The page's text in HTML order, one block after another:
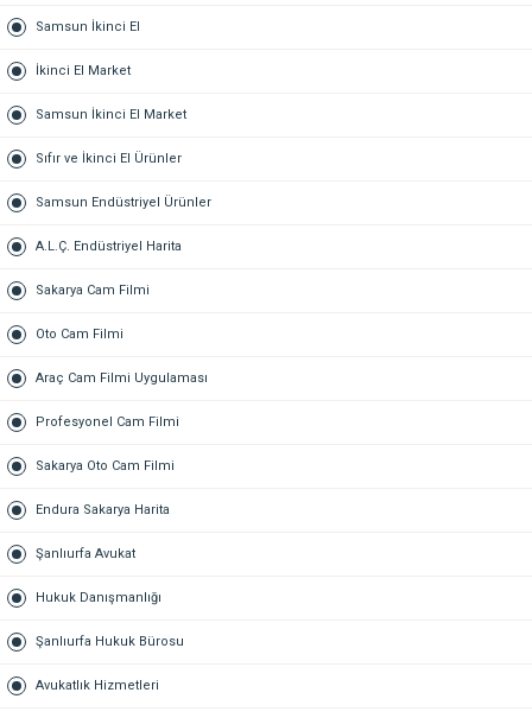
Samsun İkinci El
İkinci El Market
Samsun İkinci El Market
Sıfır ve İkinci El Ürünler
Samsun Endüstriyel Ürünler
A.L.Ç. Endüstriyel Harita
Sakarya Cam Filmi
Oto Cam Filmi
Araç Cam Filmi Uygulaması
Profesyonel Cam Filmi
Sakarya Oto Cam Filmi
Endura Sakarya Harita
Şanlıurfa Avukat
Hukuk Danışmanlığı
Şanlıurfa Hukuk Bürosu
Avukatlık Hizmetleri